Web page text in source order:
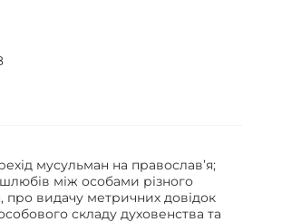
мусульман на православ’я;
між особами різного
про видачу метричних довідок
складу духовенства та